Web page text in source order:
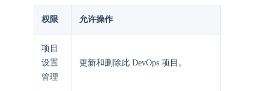
权限 允许操作
项目
设置
管理
更新和删除此 DevOps 项目。